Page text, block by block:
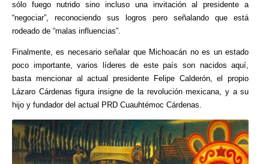
sólo fuego nutrido sino incluso una invitación al presidente a
“negociar”, reconociendo sus logros pero señalando que está
rodeado de “malas influencias”.
Finalmente, es necesario señalar que Michoacán no es un estado
poco importante, varios líderes de este país son nacidos aquí,
basta mencionar al actual presidente Felipe Calderón, el propio
Lázaro Cárdenas figura insigne de la revolución mexicana, y a su
hijo y fundador del actual PRD Cuauhtémoc Cárdenas.